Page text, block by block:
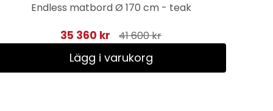
Endless matbord Ø 170 cm - teak
35 360 kr 41 600 kr
Lägg i varukorg